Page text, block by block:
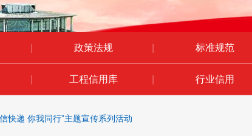
政策法规 标准规范
工程信用库 行业信用
快递 你我同行”主题宣传系列活动